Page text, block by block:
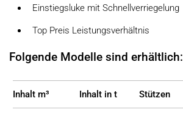
Einstiegsluke mit Schnellverriegelung
Top Preis Leistungsverhältnis
Folgende Modelle sind erhältlich:
Inhalt m³ Inhalt in t Stützen